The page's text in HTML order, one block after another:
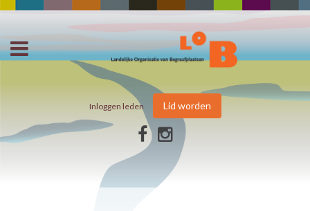
Inloggen leden Lid worden